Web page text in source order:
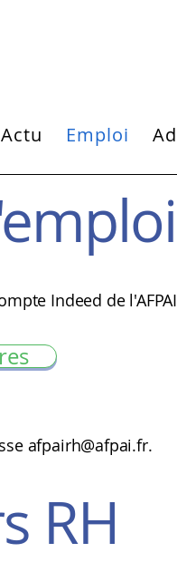
Actu Emploi
Indeed de
afpairh@afpai.fr.
RH